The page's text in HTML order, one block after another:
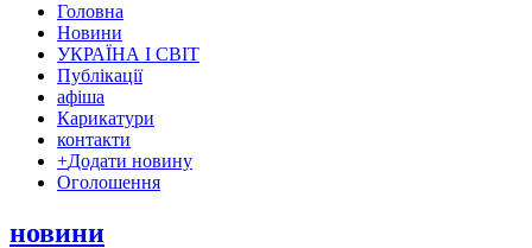
Головна
Новини
УКРАЇНА І СВІТ
Публікації
афіша
Карикатури
контакти
+Додати новину
Оголошення
новини